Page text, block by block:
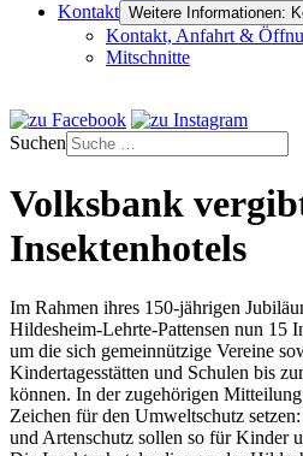
Kontakt Weitere Informationen:
Kontakt, Anfahrt &
Mitschnitte
Suchen
Volksbank
Insektenhotels
Im Rahmen ihres 150-jährigen
Hildesheim-Lehrte-Pattensen nun 15
um die sich gemeinnützige Vereine
Kindertagesstätten und Schulen bis
können. In der zugehörigen
Zeichen für den Umweltschutz
und Artenschutz sollen so für Kinder